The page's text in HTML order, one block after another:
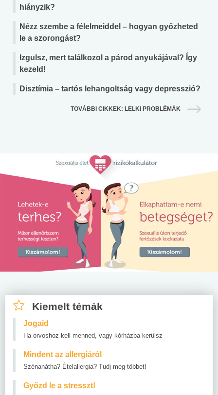
hiányzik?
Nézz szembe a félelmeiddel – hogyan győzheted
le a szorongást?
Izgulsz, mert találkozol a párod anyukájával? Így
kezeld!
Disztímia – tartós lehangoltság vagy depresszió?
TOVÁBBI CIKKEK: LELKI PROBLÉMÁK
Kiemelt témák
Jogaid
Ha orvoshoz kell menned, vagy kórházba kerülsz
Mindent az allergiáról
Szénanátha? Ételallergia? Tudj meg többet!
Győzd le a stresszt!